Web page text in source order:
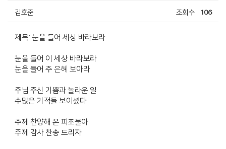
김호준 조회수 106
제목: 눈을 들어 세상 바라보라
눈을 들어 이 세상 바라보라
눈을 들어 주 은혜 보아라
주님 주신 기쁨과 놀라운 일
수많은 기적들 보이셨다
주께 찬양해 온 피조물아
주께 감사 찬송 드리자